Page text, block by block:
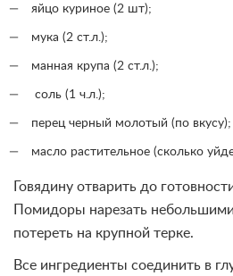
яйцо куриное (2 шт);
мука (2 ст.л.);
манная крупа (2 ст.л.);
соль (1 ч.л.);
перец черный молотый (по вкусу);
масло растительное (сколько
Говядину отварить до
Помидоры нарезать
потереть на крупной терке.
Все ингредиенты соединить в